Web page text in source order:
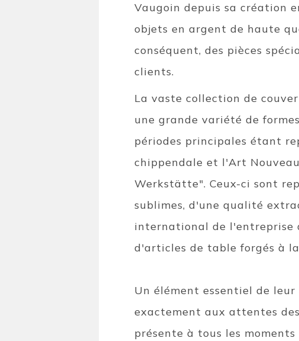
Vaugoin depuis sa création
objets en argent de haute
conséquent, des pièces
clients.
La vaste collection de
une grande variété de
périodes principales étant
chippendale et l'Art
Werkstätte". Ceux-ci sont
sublimes, d'une qualité
international de l'entreprise
d'articles de table forgés à
Un élément essentiel de
exactement aux attentes
présente à tous les